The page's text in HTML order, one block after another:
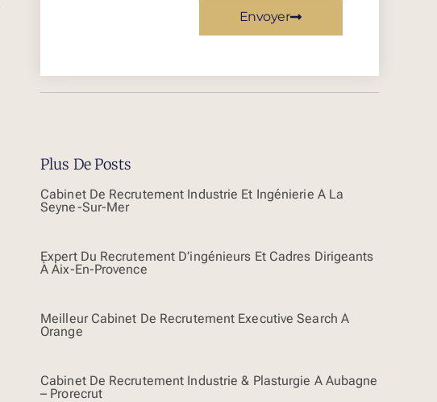
Envoyer
Plus De Posts
Cabinet De Recrutement Industrie Et Ingénierie À La
Seyne-Sur-Mer
Expert Du Recrutement D’ingénieurs Et Cadres Dirigeants
À Aix-En-Provence
Meilleur Cabinet De Recrutement Executive Search À
Orange
Cabinet De Recrutement Industrie & Plasturgie À Aubagne
– Prorecrut